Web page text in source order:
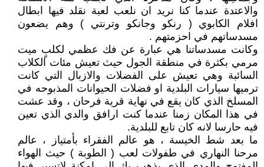
والاعتدة عندما كنا نريد ان نلعب لعبة نقلد فيها ابطال
افلام الكابوي ( رنكو وجانكو وترنتي ) وهم يضعون
مسدساتهم في احزمتهم .
وكانت مسدساتنا هي عبارة عن فك عظمي لكلبٍ ميت
مرمي بكثرة في منطقة الجول حيث تعيش مئات الكلاب
السائبة وهي تعيش على الفضلات والازبال التي كانت
ترميها سيارات البلدية او فضلات الحيوانات المذبوحه في
المسلخ الذي كان يقع في نهاية قرية فرحان ، وقد عشت
في هذا المكان زمنا عندما كنت ارافق والدي الذي تعين
فيه حارسا لانه كان تابع للبلدية.
ما بعد شط الخيسة ، هو عالم الفقراء بأمتياز ، عالم
مرحنا النهاري في طفولات لعب ( الطوبة ) حيث الهواء